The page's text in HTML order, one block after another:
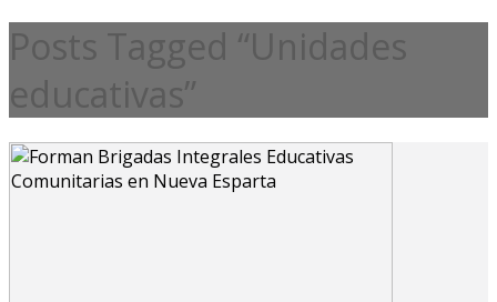
Posts Tagged “Unidades
educativas”